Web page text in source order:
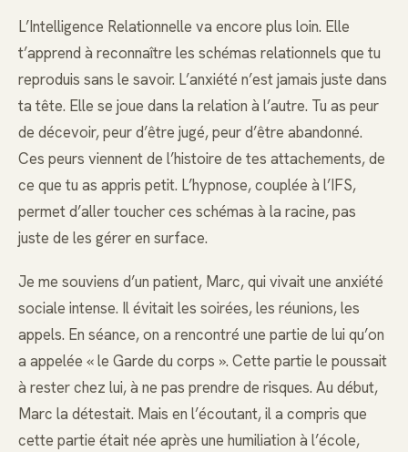
L’Intelligence Relationnelle va encore plus loin. Elle
t’apprend à reconnaître les schémas relationnels que tu
reproduis sans le savoir. L’anxiété n’est jamais juste dans
ta tête. Elle se joue dans la relation à l’autre. Tu as peur
de décevoir, peur d’être jugé, peur d’être abandonné.
Ces peurs viennent de l’histoire de tes attachements, de
ce que tu as appris petit. L’hypnose, couplée à l’IFS,
permet d’aller toucher ces schémas à la racine, pas
juste de les gérer en surface.
Je me souviens d’un patient, Marc, qui vivait une anxiété
sociale intense. Il évitait les soirées, les réunions, les
appels. En séance, on a rencontré une partie de lui qu’on
a appelée « le Garde du corps ». Cette partie le poussait
à rester chez lui, à ne pas prendre de risques. Au début,
Marc la détestait. Mais en l’écoutant, il a compris que
cette partie était née après une humiliation à l’école,